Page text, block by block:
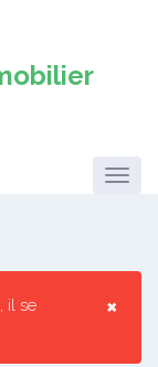
×
, il se